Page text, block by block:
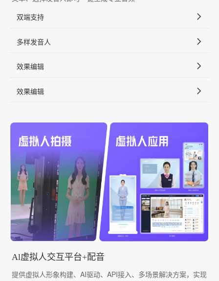
双端支持
多样发音人
效果编辑
效果编辑
Al虚拟人交互平台+配音
提供虚拟人形象构建、AI驱动、API接入、多场景解决方案，实现